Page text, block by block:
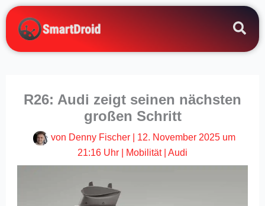
Zum
Inhalt
springen
R26: Audi zeigt seinen nächsten
großen Schritt
von Denny Fischer
12. November 2025 um
21:16 Uhr
Mobilität| Audi